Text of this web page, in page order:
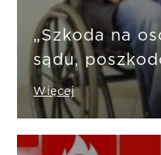
„Szkoda na
sądu,
Więcej